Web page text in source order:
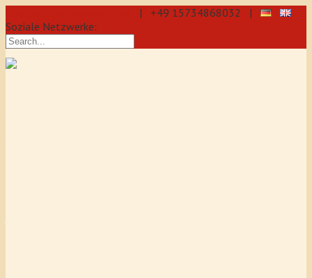
| +49 15734868032 |
Soziale Netzwerke: